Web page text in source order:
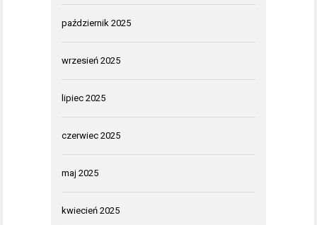
październik 2025
wrzesień 2025
lipiec 2025
czerwiec 2025
maj 2025
kwiecień 2025